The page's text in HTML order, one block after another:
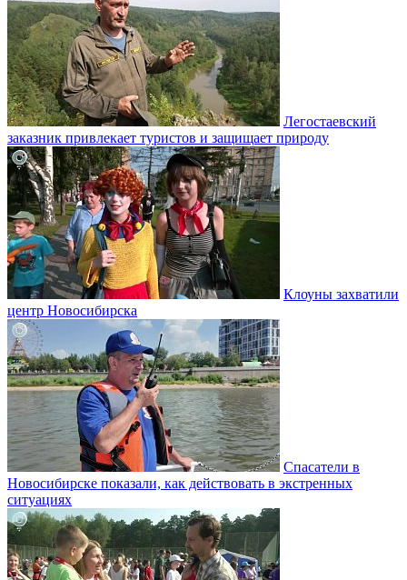
Легостаевский
заказник привлекает туристов и защищает природу
Клоуны захватили
центр Новосибирска
Спасатели в
Новосибирске показали, как действовать в экстренных
ситуациях